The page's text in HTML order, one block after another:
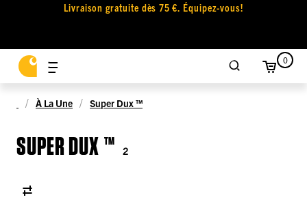
Livraison gratuite dès 75 €. Équipez-vous!
0
À La Une Super Dux ™
SUPER DUX ™ 2